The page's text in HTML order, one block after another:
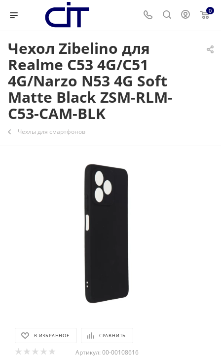
0
Чехол Zibelino для
Realme C53 4G/C51
4G/Narzo N53 4G Soft
Matte Black ZSM-RLM-
C53-CAM-BLK
Чехлы для смартфонов
В ИЗБРАННОЕ СРАВНИТЬ
Артикул: 00-00108616